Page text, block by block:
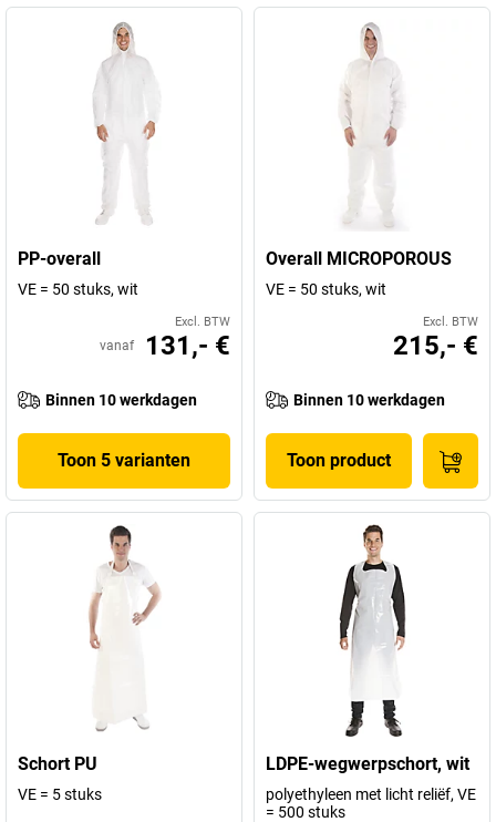
PP-overall
VE = 50 stuks, wit
Excl. BTW
vanaf 131,- €
Binnen 10 werkdagen
Toon 5 varianten
Overall MICROPOROUS
VE = 50 stuks, wit
Excl. BTW
215,- €
Binnen 10 werkdagen
Toon product
Schort PU
VE = 5 stuks
LDPE-wegwerpschort, wit
polyethyleen met licht reliëf, VE
= 500 stuks